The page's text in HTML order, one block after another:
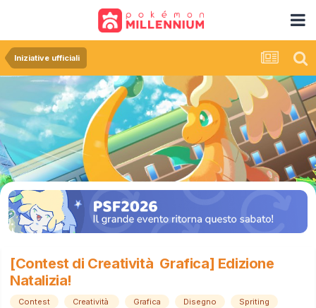
Iniziative ufficiali
[Contest di Creatività Grafica] Edizione
Natalizia!
Contest Creatività Grafica Disegno
Spriting